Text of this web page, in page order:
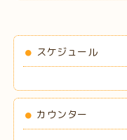
スケジュール
カウンター